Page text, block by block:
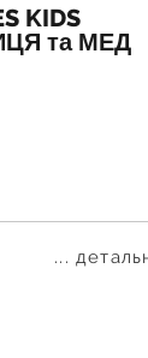
KIDS
та МЕД
...